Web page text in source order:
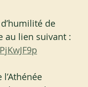
de
au lien suivant :